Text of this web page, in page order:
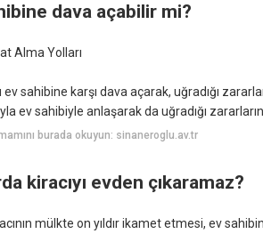
dava açabilir mi?
Alma Yolları
sahibine karşı dava açarak, uğradığı
ev sahibiyle anlaşarak da uğradığı
burada okuyun: sinaneroglu.av.tr
kiracıyı evden çıkaramaz?
mülkte on yıldır ikamet etmesi, ev